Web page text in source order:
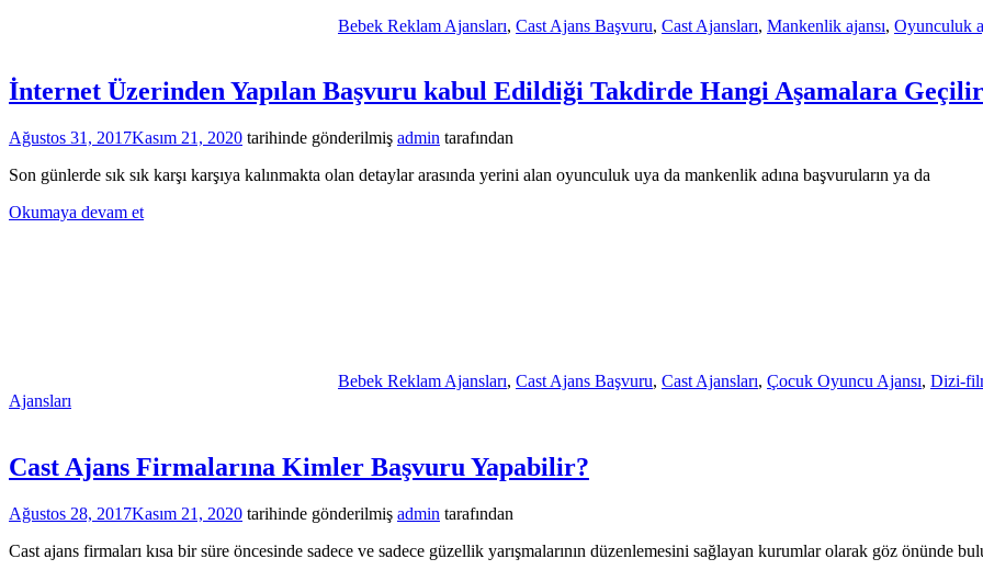
Bebek Reklam Ajansları, Cast Ajans Başvuru, Cast Ajansları, Mankenlik ajansı, Oyunculuk
İnternet Üzerinden Yapılan Başvuru kabul Edildiği Takdirde Hangi Aşamalara
Ağustos 31, 2017Kasım 21, 2020 tarihinde gönderilmiş admin tarafından
Son günlerde sık sık karşı karşıya kalınmakta olan detaylar arasında yerini alan oyunculuk uya da mankenlik adına başvuruların ya da
Okumaya devam et
Bebek Reklam Ajansları, Cast Ajans Başvuru, Cast Ajansları, Çocuk Oyuncu Ajansı, Dizi-
Ajansları
Cast Ajans Firmalarına Kimler Başvuru Yapabilir?
Ağustos 28, 2017Kasım 21, 2020 tarihinde gönderilmiş admin tarafından
Cast ajans firmaları kısa bir süre öncesinde sadece ve sadece güzellik yarışmalarının düzenlemesini sağlayan kurumlar olarak göz önünde